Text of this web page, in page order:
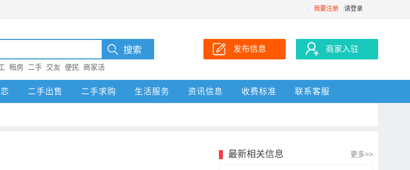
我要注册 请登录
租房 二手 交友 便民
商家活
发布信息 商家入驻
二手出售 二手求购 生活服务 资讯信息 收费标准 联系客服
最新相关信息 更多>>